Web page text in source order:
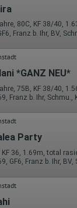
*GANZ NEU*
Party
KF 36, 1.69m, total